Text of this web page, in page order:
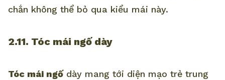
chắn không thể bỏ qua kiểu mái này.
2.11. Tóc mái ngố dày
Tóc mái ngốdày mang tới diện mạo trẻ trung